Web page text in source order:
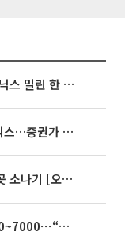
[베스트&워스트] 삼성전자·SK하이닉스 밀린 한 주…상상인증권은 85% 급등
'불안과 기대 사이' 널뛰는 SK하이닉스…증권가 "HBM4·LTA 기반 펀터멘털 견고"
35도 안팎 무더위 이어져…전국 곳곳 소나기 [오늘 날씨]
[주간증시전망] 다음주 코스피 6000~7000⋯“外人 수급은 정책이 변수”